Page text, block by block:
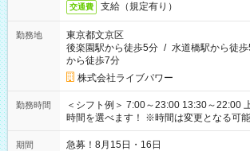
交通費 支給（規定有り）
勤務地
東京都文京区
後楽園駅から徒歩5分 / 水道橋駅から徒
から徒歩7分
株式会社ライブパワー
勤務時間
＜シフト例＞ 7:00～23:00 13:30～22:00 上記の時間から好きな
時間を選べます！ ※時間は変更となる可
期間 急募！8月15日・16日